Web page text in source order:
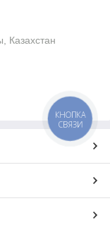
Казахстан
КНОПКА
СВЯЗИ